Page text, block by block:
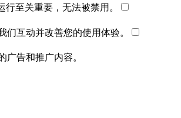
行至关重要，无法被禁用。
们互动并改善您的使用体验。
广告和推广内容。